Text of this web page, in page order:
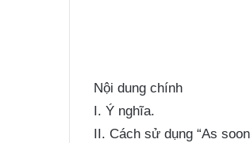
Nội dung chính
I. Ý nghĩa.
II. Cách sử dụng “As